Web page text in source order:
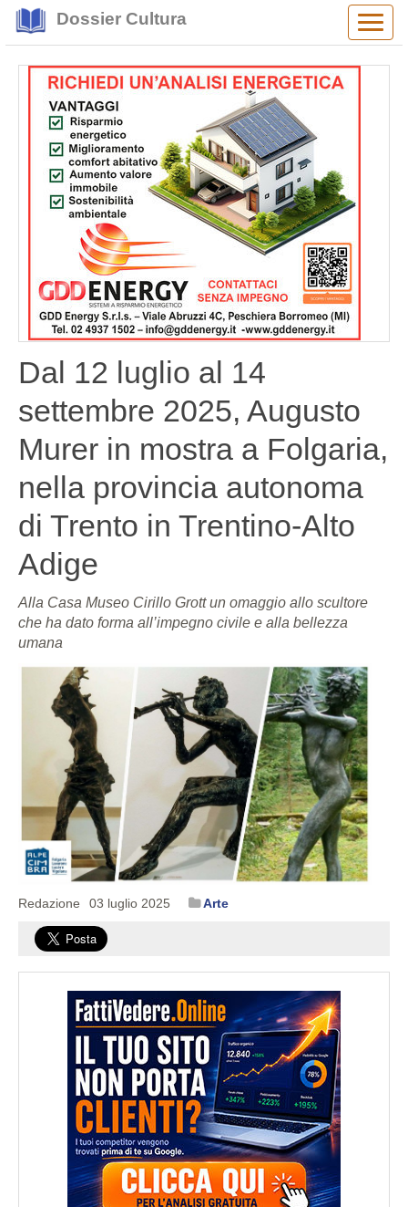
Dossier Cultura
Dal 12 luglio al 14
settembre 2025, Augusto
Murer in mostra a Folgaria,
nella provincia autonoma
di Trento in Trentino-Alto
Adige
Alla Casa Museo Cirillo Grott un omaggio allo scultore
che ha dato forma all’impegno civile e alla bellezza
umana
Redazione 03 luglio 2025 Arte